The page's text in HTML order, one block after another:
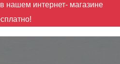
нашем интернет- магазине